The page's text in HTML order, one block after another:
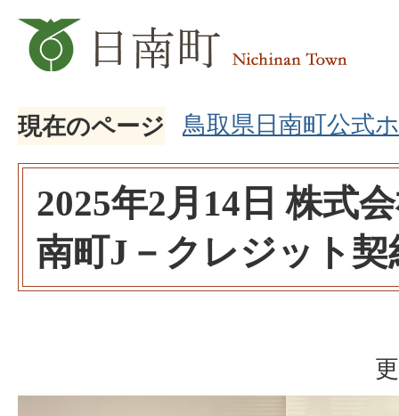
現在のページ 鳥取県日南町公式
2025年2月14日 株式
南町J－クレジット契